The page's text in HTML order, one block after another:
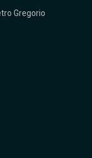
Gregorio